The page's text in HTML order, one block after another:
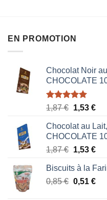
EN PROMOTION
Chocolat Noir
CHOCOLATE
Note5.00
1,87€ Le
initial
était :
1,87 €.
1,53 €Le
est
Chocolat au
CHOCOLATE
1,87€ Le
initial
était :
1,53 €Le
est :
Biscuits à la
0,85€ Le
0,51 €Le